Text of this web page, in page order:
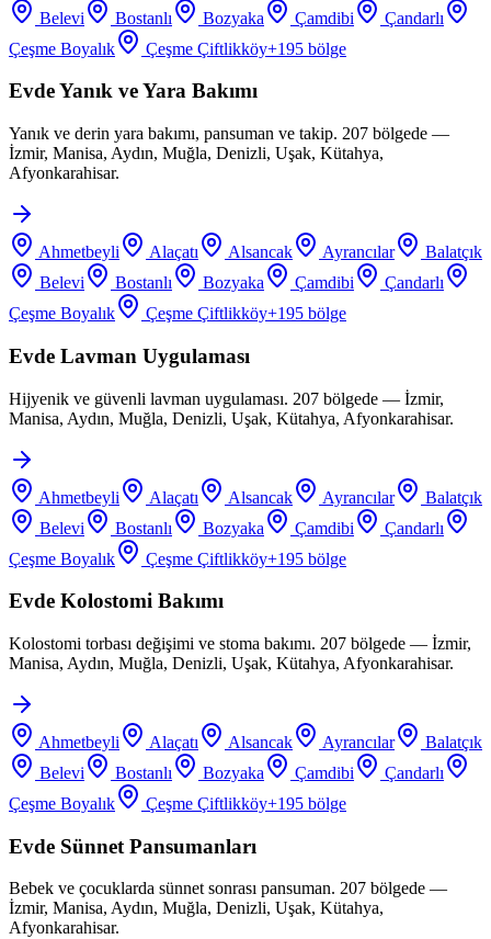
Belevi Bostanlı Bozyaka Çamdibi
Çandarlı
Çeşme Boyalık
Çeşme Çiftlikköy+195 bölge
Evde Yanık ve Yara Bakımı
Yanık ve derin yara bakımı, pansuman ve takip. 207 bölgede —
İzmir, Manisa, Aydın, Muğla, Denizli, Uşak, Kütahya,
Afyonkarahisar.
Ahmetbeyli Alaçatı Alsancak Ayrancılar
Balatçık
Belevi
Bostanlı Bozyaka Çamdibi
Çandarlı
Çeşme Boyalık
Çeşme Çiftlikköy+195 bölge
Evde Lavman Uygulaması
Hijyenik ve güvenli lavman uygulaması. 207 bölgede — İzmir,
Manisa, Aydın, Muğla, Denizli, Uşak, Kütahya, Afyonkarahisar.
Ahmetbeyli Alaçatı Alsancak Ayrancılar
Balatçık
Belevi
Bostanlı Bozyaka Çamdibi
Çandarlı
Çeşme Boyalık
Çeşme Çiftlikköy+195 bölge
Evde Kolostomi Bakımı
Kolostomi torbası değişimi ve stoma bakımı. 207 bölgede — İzmir,
Manisa, Aydın, Muğla, Denizli, Uşak, Kütahya, Afyonkarahisar.
Ahmetbeyli Alaçatı Alsancak Ayrancılar
Balatçık
Belevi
Bostanlı Bozyaka Çamdibi
Çandarlı
Çeşme Boyalık
Çeşme Çiftlikköy+195 bölge
Evde Sünnet Pansumanları
Bebek ve çocuklarda sünnet sonrası pansuman. 207 bölgede —
İzmir, Manisa, Aydın, Muğla, Denizli, Uşak, Kütahya,
Afyonkarahisar.